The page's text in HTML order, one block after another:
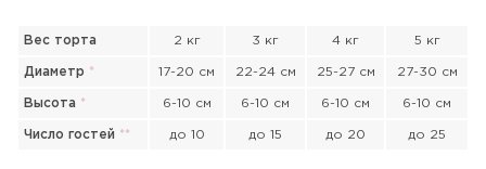
Вес торта 2 кг 3 кг 4 кг 5 кг
Диаметр * 17-20 см 22-24 см 25-27 см 27-30 см
Высота * 6-10 см 6-10 см 6-10 см 6-10 см
Число гостей ** до 10 до 15 до 20 до 25